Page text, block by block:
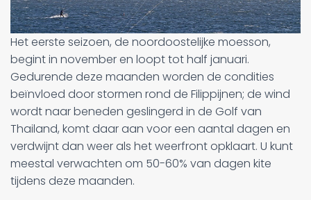
Het eerste seizoen, de noordoostelijke moesson,
begint in november en loopt tot half januari.
Gedurende deze maanden worden de condities
beïnvloed door stormen rond de Filippijnen; de wind
wordt naar beneden geslingerd in de Golf van
Thailand, komt daar aan voor een aantal dagen en
verdwijnt dan weer als het weerfront opklaart. U kunt
meestal verwachten om 50-60% van dagen kite
tijdens deze maanden.